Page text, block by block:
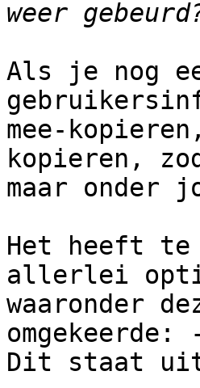
Als je nog
mee-
kopieren,
maar onder
Het heeft
allerlei
waaronder
Dit staat